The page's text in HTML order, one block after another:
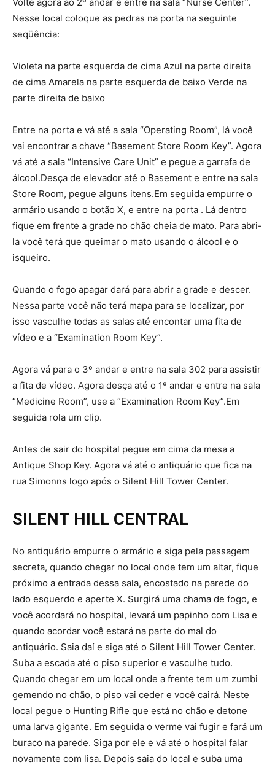
Nesse local coloque as pedras na porta na seguinte
seqüência:
Violeta na parte esquerda de cima Azul na parte direita
de cima Amarela na parte esquerda de baixo Verde na
parte direita de baixo
Entre na porta e vá até a sala “Operating Room”, lá você
vai encontrar a chave “Basement Store Room Key”. Agora
vá até a sala “Intensive Care Unit” e pegue a garrafa de
álcool.Desça de elevador até o Basement e entre na sala
Store Room, pegue alguns itens.Em seguida empurre o
armário usando o botão X, e entre na porta . Lá dentro
fique em frente a grade no chão cheia de mato. Para abri-
la você terá que queimar o mato usando o álcool e o
isqueiro.
Quando o fogo apagar dará para abrir a grade e descer.
Nessa parte você não terá mapa para se localizar, por
isso vasculhe todas as salas até encontar uma fita de
vídeo e a “Examination Room Key”.
Agora vá para o 3º andar e entre na sala 302 para assistir
a fita de vídeo. Agora desça até o 1º andar e entre na sala
“Medicine Room”, use a “Examination Room Key”.Em
seguida rola um clip.
Antes de sair do hospital pegue em cima da mesa a
Antique Shop Key. Agora vá até o antiquário que fica na
rua Simonns logo após o Silent Hill Tower Center.
SILENT HILL CENTRAL
No antiquário empurre o armário e siga pela passagem
secreta, quando chegar no local onde tem um altar, fique
próximo a entrada dessa sala, encostado na parede do
lado esquerdo e aperte X. Surgirá uma chama de fogo, e
você acordará no hospital, levará um papinho com Lisa e
quando acordar você estará na parte do mal do
antiquário. Saia daí e siga até o Silent Hill Tower Center.
Suba a escada até o piso superior e vasculhe tudo.
Quando chegar em um local onde a frente tem um zumbi
gemendo no chão, o piso vai ceder e você cairá. Neste
local pegue o Hunting Rifle que está no chão e detone
uma larva gigante. Em seguida o verme vai fugir e fará um
buraco na parede. Siga por ele e vá até o hospital falar
novamente com lisa. Depois saia do local e suba uma